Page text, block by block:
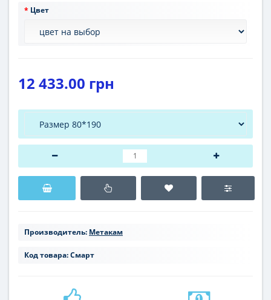
Цвет
12 433.00 грн
Производитель: Метакам
Код товара:Смарт